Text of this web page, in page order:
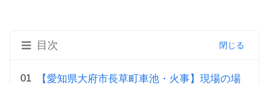
目次
【愛知県大府市長草町車池・火事】現場の場